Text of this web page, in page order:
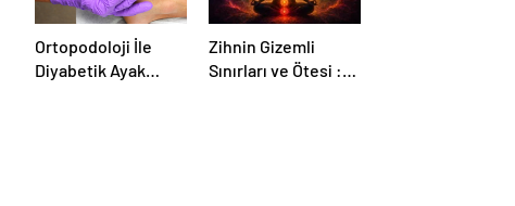
Ortopodoloji İle
Diyabetik Ayak
Zihnin Gizemli
Sınırları ve Ötesi :